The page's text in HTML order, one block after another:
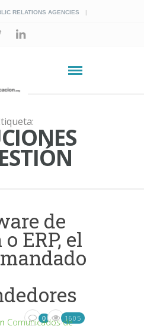
RELATIONS AGENCIES
de
ERP, el
Comunicados de
0 1605